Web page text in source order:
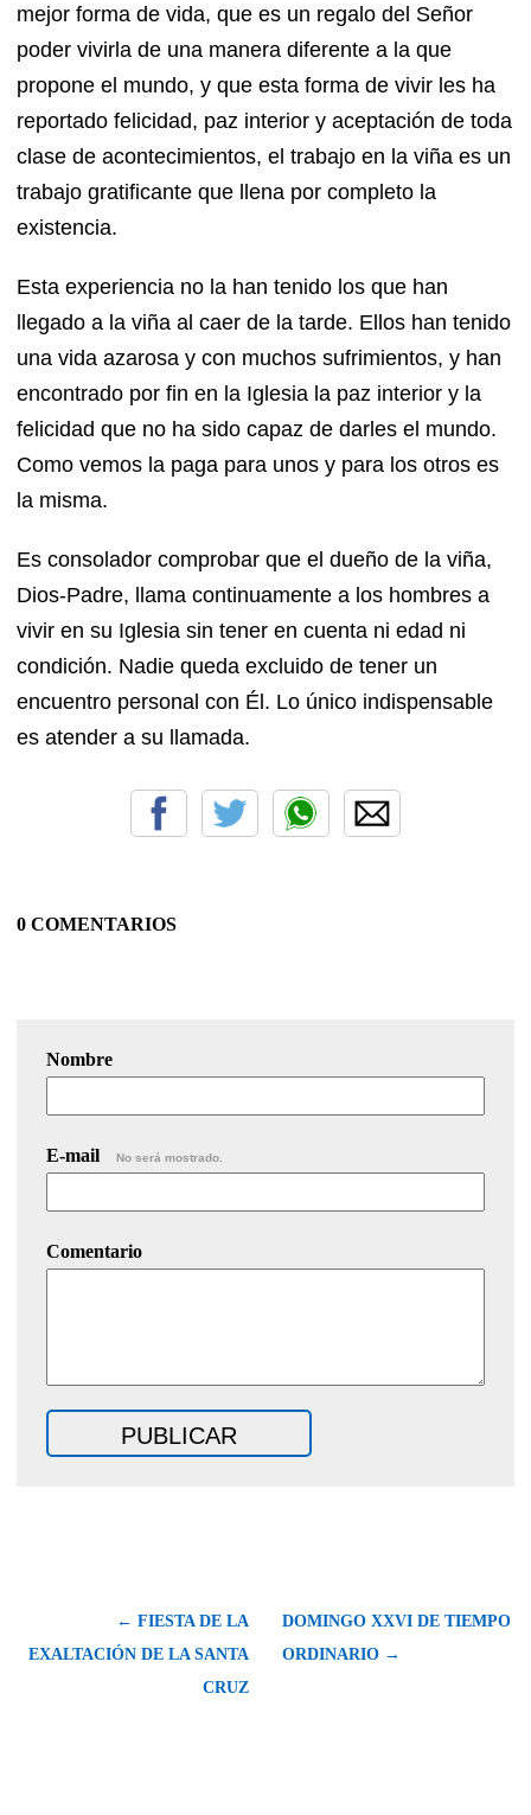
mejor forma de vida, que es un regalo del Señor
poder vivirla de una manera diferente a la que
propone el mundo, y que esta forma de vivir les ha
reportado felicidad, paz interior y aceptación de toda
clase de acontecimientos, el trabajo en la viña es un
trabajo gratificante que llena por completo la
existencia.
Esta experiencia no la han tenido los que han
llegado a la viña al caer de la tarde. Ellos han tenido
una vida azarosa y con muchos sufrimientos, y han
encontrado por fin en la Iglesia la paz interior y la
felicidad que no ha sido capaz de darles el mundo.
Como vemos la paga para unos y para los otros es
la misma.
Es consolador comprobar que el dueño de la viña,
Dios-Padre, llama continuamente a los hombres a
vivir en su Iglesia sin tener en cuenta ni edad ni
condición. Nadie queda excluido de tener un
encuentro personal con Él. Lo único indispensable
es atender a su llamada.
0 COMENTARIOS
Nombre
E-mail No será mostrado.
Comentario
← FIESTA DE LA
EXALTACIÓN DE LA SANTA
CRUZ
DOMINGO XXVI DE TIEMPO
ORDINARIO →